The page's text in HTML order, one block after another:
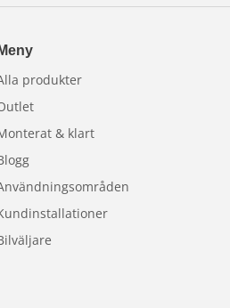
Meny
produkter
& klart